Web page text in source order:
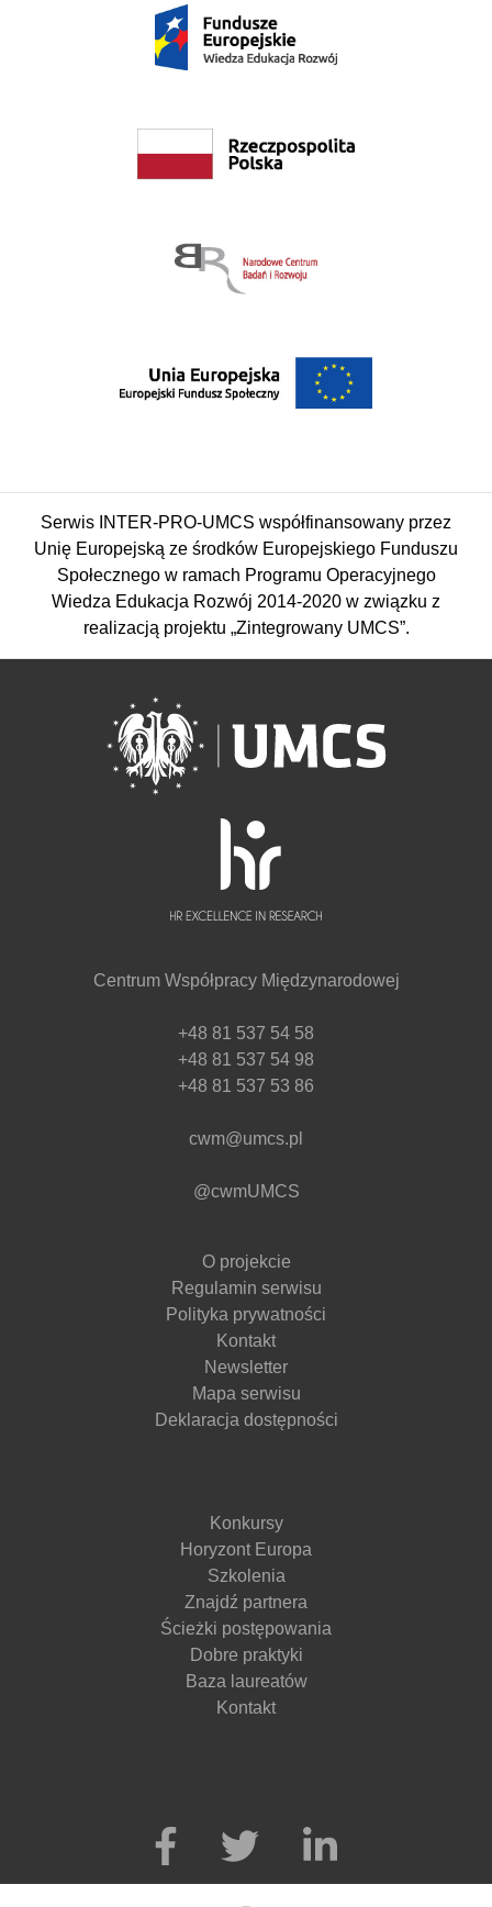
Serwis INTER-PRO-UMCS współfinansowany przez
Unię Europejską ze środków Europejskiego Funduszu
Społecznego w ramach Programu Operacyjnego
Wiedza Edukacja Rozwój 2014-2020 w związku z
realizacją projektu „Zintegrowany UMCS”.
Centrum Współpracy Międzynarodowej
+48 81 537 54 58
+48 81 537 54 98
+48 81 537 53 86
cwm@umcs.pl
@cwmUMCS
O projekcie
Regulamin serwisu
Polityka prywatności
Kontakt
Newsletter
Mapa serwisu
Deklaracja dostępności
Konkursy
Horyzont Europa
Szkolenia
Znajdź partnera
Ścieżki postępowania
Dobre praktyki
Baza laureatów
Kontakt